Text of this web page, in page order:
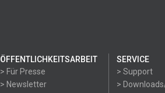
ÖFFENTLICHKEITSARBEIT
> Für Presse
> Newsletter
SERVICE
> Support
>